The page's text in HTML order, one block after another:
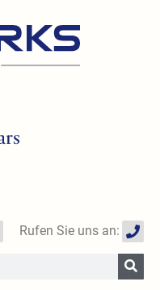
Rufen Sie uns an:
P
h
o
n
e